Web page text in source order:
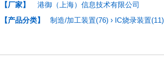
【厂家】
港御（上海）信息技术有限公司
【产品分类】
制造/加工装置(76) › IC烧录装置(11)